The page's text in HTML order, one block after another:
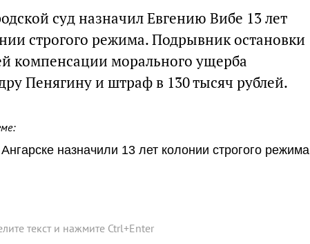
суд назначил Евгению Вибе 13 лет
строгого режима. Подрывник остановки
компенсации морального ущерба
Пенягину и штраф в 130 тысяч рублей.
назначили 13 лет колонии строгого режима
текст и нажмите Ctrl+Enter